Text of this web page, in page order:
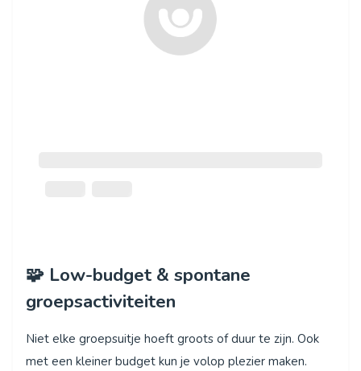
🧩 Low-budget & spontane
groepsactiviteiten
Niet elke groepsuitje hoeft groots of duur te zijn. Ook
met een kleiner budget kun je volop plezier maken.